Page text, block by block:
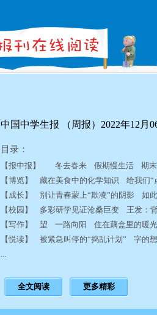
中国中学生报 （周报）2022年12月
目录：
【报中报】 冬去春来 假期慢生活 期
【博览】 藏在美食中的化学知识 给我们
【成长】 别让青春蒙上“欺凌”的阴影 如
【校园】 多彩研学见证沧桑巨变 王发：
【写作】 望 一路向阳 住在藕盒里的暖
【悦读】 被紧急叫停的“捣乱计划” 字的
...
全文阅读 更多精彩